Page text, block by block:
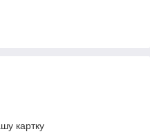
картку